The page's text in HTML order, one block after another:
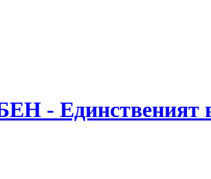
- Единственият